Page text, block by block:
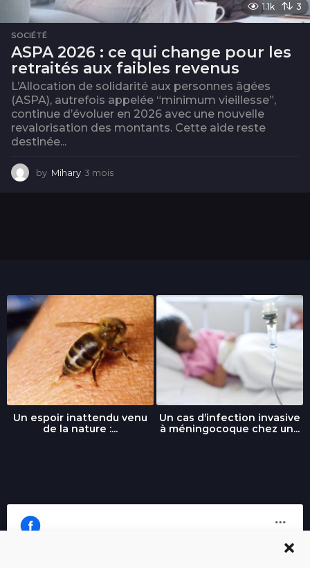
1.1k 3
SOCIÉTÉ
ASPA 2026 : ce qui change pour les
retraités aux faibles revenus
L’Allocation de solidarité aux personnes âgées
(ASPA), autrefois appelée “minimum vieillesse”,
continue d’évoluer en 2026 avec une nouvelle
revalorisation des montants. Cette aide reste
destinée...
by Mihary 3 mois
Un espoir inattendu venu
de la nature :...
Un cas d’infection invasive
à méningocoque chez un...